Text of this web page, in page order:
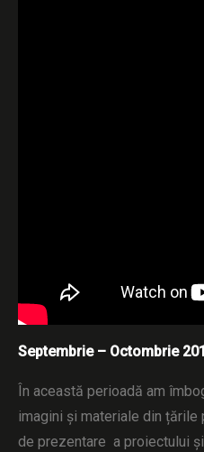
Septembrie – Octombrie
În această perioadă am
imagini și materiale din țările
de prezentare a proiectului